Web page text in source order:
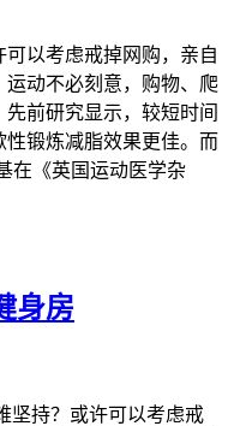
以考虑戒掉网购，亲自
运动不必刻意，购物、爬
前研究显示，较短时间
锻炼减脂效果更佳。而
在《英国运动医学杂
身房
坚持？或许可以考虑戒